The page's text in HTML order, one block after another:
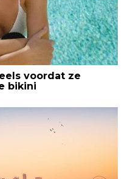
voordat ze
bikini